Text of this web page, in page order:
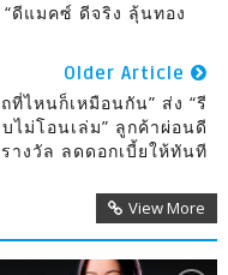
ดีแมคซ์ ดีจริง ลุ้นทอง
Older Article
ไหนก็เหมือนกัน” ส่ง “รี
ไม่โอนเล่ม” ลูกค้าผ่อนดี
างวัล ลดดอกเบี้ยให้ทันที
View More